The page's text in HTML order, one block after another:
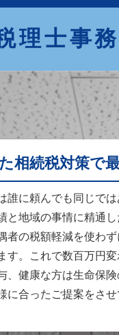
理士事
相続税対策で
誰に頼んでも同じで
と地域の事情に精通
者の税額軽減を使わ
す。これで数百万円
、健康な方は生命保
に合ったご提案をさせ